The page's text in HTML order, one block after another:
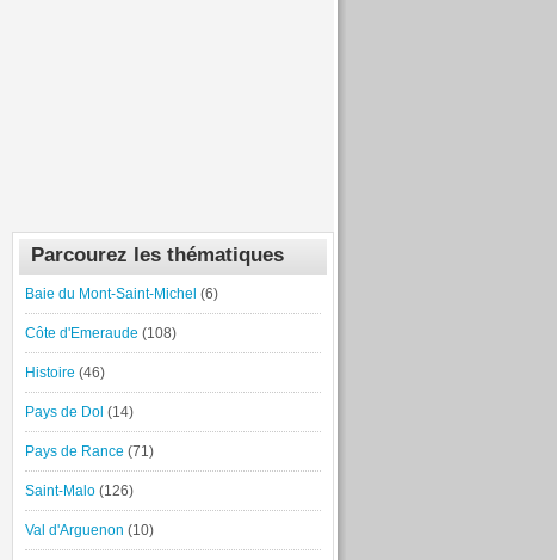
Parcourez les thématiques
Baie du Mont-Saint-Michel (6)
Côte d'Emeraude (108)
Histoire (46)
Pays de Dol (14)
Pays de Rance (71)
Saint-Malo (126)
Val d'Arguenon (10)